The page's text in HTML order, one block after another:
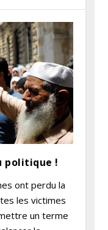
politique !
ont perdu la
les victimes
un terme